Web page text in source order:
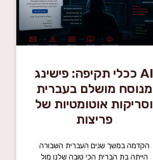
AI ככלי תקיפה: פישינג
מנוסח מושלם בעברית
וסריקות אוטומטיות של
פריצות
הקדמה במשך שנים העברית השבורה
הייתה בת הברית הכי טובה שלנו מול